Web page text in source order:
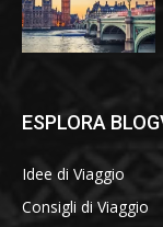
ESPLORA
Idee di Viaggio
Consigli di Viaggio